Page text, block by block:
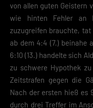
von allen guten Geistern
wie hinten Fehler an
zuzugreifen brauchte,
ab dem 4:4 (7.) beinahe
6:10 (13.) handelte sich
zu schwere Hypothek
Zeitstrafen gegen die
Nach der ersten hieß es
durch drei Treffer im